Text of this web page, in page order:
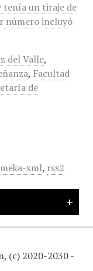
tenía un tiraje de
número incluyó
del Valle,
, Facultad
de
xml, rss2
(c) 2020-2030 -